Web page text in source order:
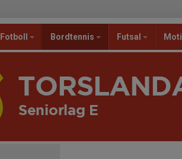
Fotboll Bordtennis Futsal
Seniorlag E